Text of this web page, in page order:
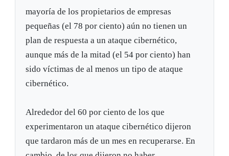
mayoría de los propietarios de empresas
pequeñas (el 78 por ciento) aún no tienen un
plan de respuesta a un ataque cibernético,
aunque más de la mitad (el 54 por ciento) han
sido víctimas de al menos un tipo de ataque
cibernético.
Alrededor del 60 por ciento de los que
experimentaron un ataque cibernético dijeron
que tardaron más de un mes en recuperarse. En